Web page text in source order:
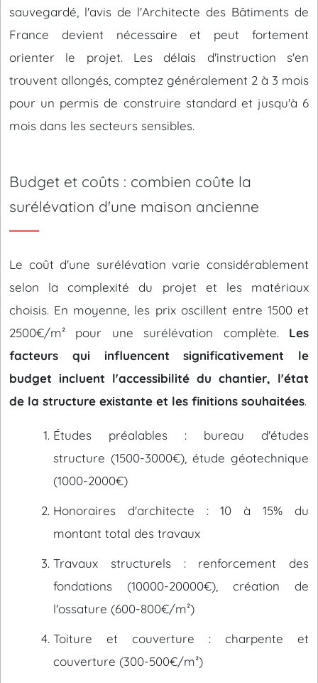
sauvegardé, l'avis de l'Architecte des Bâtiments de
France devient nécessaire et peut fortement
orienter le projet. Les délais d'instruction s'en
trouvent allongés, comptez généralement 2 à 3 mois
pour un permis de construire standard et jusqu'à 6
mois dans les secteurs sensibles.
Budget et coûts : combien coûte la
surélévation d'une maison ancienne
Le coût d'une surélévation varie considérablement
selon la complexité du projet et les matériaux
choisis. En moyenne, les prix oscillent entre 1500 et
2500€/m² pour une surélévation complète. Les
facteurs qui influencent significativement le
budget incluent l'accessibilité du chantier, l'état
de la structure existante et les finitions souhaitées.
Études préalables : bureau d'études
structure (1500-3000€), étude géotechnique
(1000-2000€)
Honoraires d'architecte : 10 à 15% du
montant total des travaux
Travaux structurels : renforcement des
fondations (10000-20000€), création de
l'ossature (600-800€/m²)
Toiture et couverture : charpente et
couverture (300-500€/m²)